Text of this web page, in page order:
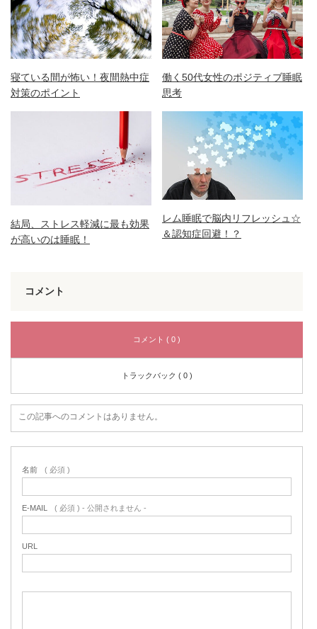
寝ている間が怖い！夜間熱中症
対策のポイント
働く50代女性のポジティブ睡眠
思考
結局、ストレス軽減に最も効果
が高いのは睡眠！
レム睡眠で脳内リフレッシュ☆
＆認知症回避！？
コメント
コメント ( 0 )
トラックバック ( 0 )
この記事へのコメントはありません。
名前 ( 必須 )
E-MAIL ( 必須 ) - 公開されません -
URL